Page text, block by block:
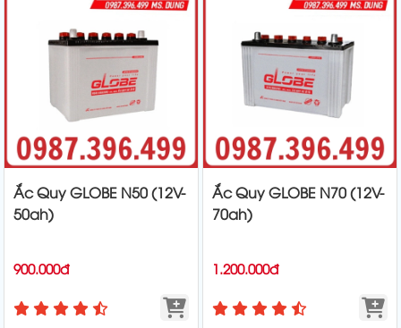
Ắc Quy GLOBE N50 (12V-
50ah)
900.000đ
Ắc Quy GLOBE N70 (12V-
70ah)
1.200.000đ